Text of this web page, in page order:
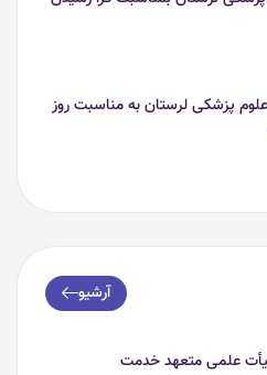
پزشکی لرستان به مناسبت روز
آرشیو
علمی متعهد خدمت